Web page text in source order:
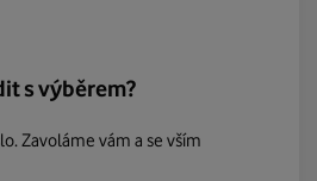
s výběrem?
Zavoláme vám a se vším